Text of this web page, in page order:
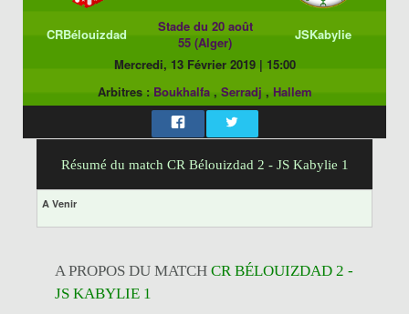
CRBélouizdad
Stade du 20 août
55 (Alger)
JSKabylie
Mercredi, 13 Février 2019| 15:00
Arbitres : Boukhalfa, Serradj , Hallem
Résumé du match CR Bélouizdad 2 - JS Kabylie 1
A Venir
A PROPOS DU MATCH CR BÉLOUIZDAD 2 -
JS KABYLIE 1